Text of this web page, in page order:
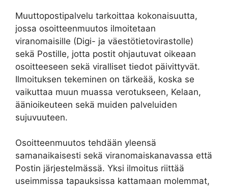
Muuttopostipalvelu tarkoittaa kokonaisuutta,
jossa osoitteenmuutos ilmoitetaan
viranomaisille (Digi- ja väestötietovirastolle)
sekä Postille, jotta postit ohjautuvat oikeaan
osoitteeseen sekä viralliset tiedot päivittyvät.
Ilmoituksen tekeminen on tärkeää, koska se
vaikuttaa muun muassa verotukseen, Kelaan,
äänioikeuteen sekä muiden palveluiden
sujuvuuteen.
Osoitteenmuutos tehdään yleensä
samanaikaisesti sekä viranomaiskanavassa että
Postin järjestelmässä. Yksi ilmoitus riittää
useimmissa tapauksissa kattamaan molemmat,